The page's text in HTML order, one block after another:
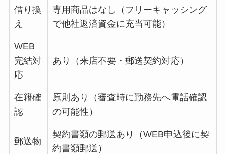
借り換
え
専用商品はなし（フリーキャッシング
で他社返済資金に充当可能）
WEB
完結対
応
あり（来店不要・郵送契約対応）
在籍確
認
原則あり（審査時に勤務先へ電話確認
の可能性）
郵送物
契約書類の郵送あり（WEB申込後に契
約書類郵送）